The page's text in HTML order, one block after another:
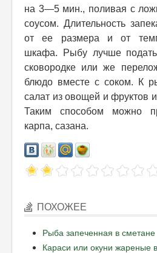
на 3—5 мин., поливая с
соусом. Длительность
от ее размера и от
шкафа. Рыбу лучше
сковородке или же
блюдо вместе с соком. К
салат из овощей и фруктов
Таким способом можно
карпа, сазана.
ПОХОЖЕЕ
Рыба запеченная в сметане
Караси или окуни жареные